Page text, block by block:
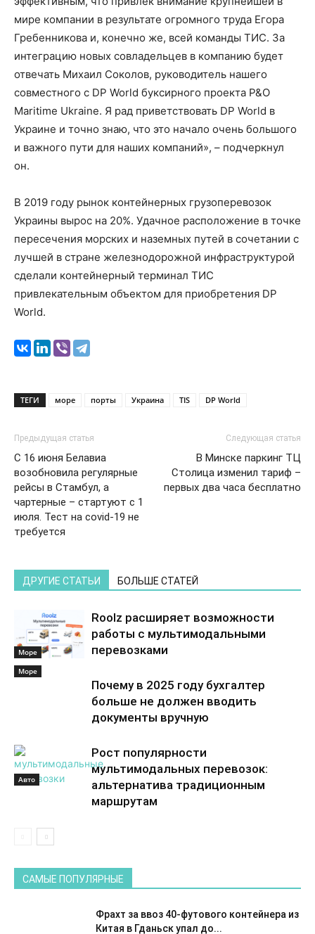
мире компании в результате огромного труда Егора
Гребенникова и, конечно же, всей команды TИС. За
интеграцию новых совладельцев в компанию будет
отвечать Михаил Соколов, руководитель нашего
совместного с DP World буксирного проекта P&O
Maritime Ukraine. Я рад приветствовать DP World в
Украине и точно знаю, что это начало очень большого
и важного пути для наших компаний», – подчеркнул
он.
В 2019 году рынок контейнерных грузоперевозок
Украины вырос на 20%. Удачное расположение в точке
пересечения морских и наземных путей в сочетании с
лучшей в стране железнодорожной инфраструктурой
сделали контейнерный терминал ТИС
привлекательным объектом для приобретения DP
World.
ТЕГИ море порты Украина TIS DP World
Предыдущая статья
С 16 июня Белавиа
возобновила регулярные
рейсы в Стамбул, а
чартерные – стартуют с 1
июля. Тест на covid-19 не
требуется
Следующая статья
В Минске паркинг ТЦ
Столица изменил тариф –
первых два часа бесплатно
ДРУГИЕ СТАТЬИ БОЛЬШЕ СТАТЕЙ
Море
Roolz расширяет возможности
работы с мультимодальными
перевозками
Море
Почему в 2025 году бухгалтер
больше не должен вводить
документы вручную
Авто
Рост популярности
мультимодальных перевозок:
альтернатива традиционным
маршрутам
САМЫЕ ПОПУЛЯРНЫЕ
Фрахт за ввоз 40-футового контейнера из
Китая в Гданьск упал до...